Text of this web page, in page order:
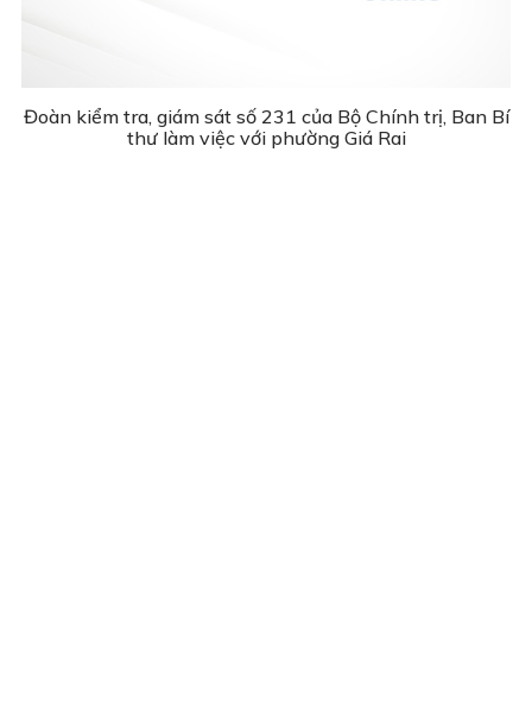
Đoàn kiểm tra, giám sát số 231 của Bộ Chính trị, Ban Bí
thư làm việc với phường Giá Rai